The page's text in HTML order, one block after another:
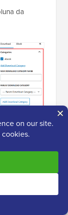
da
seu
você for
definir um